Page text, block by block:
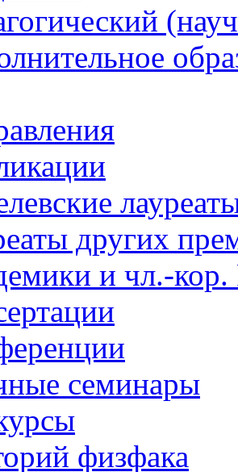
других
и чл.-
семинары
физфака